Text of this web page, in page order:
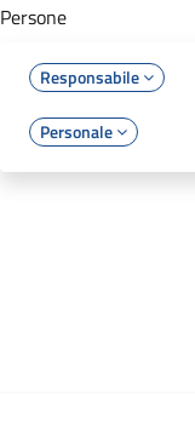
Persone
Responsabile
Personale